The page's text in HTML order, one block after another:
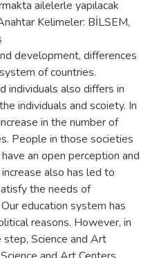
ailelerle yapılacak
Kelimeler: BİLSEM,
development, differences
of countries.
individuals also differs in
individuals and scoiety. In
in the number of
People in those societies
an open perception and
also has led to
the needs of
education system has
reasons. However, in
Science and Art